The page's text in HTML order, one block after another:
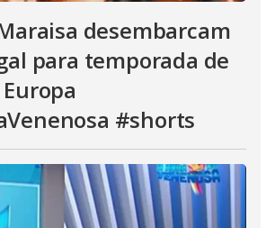
desembarcam
para temporada de
#shorts